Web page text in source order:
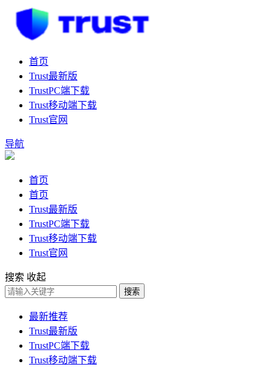
首页
Trust最新版
TrustPC端下载
Trust移动端下载
Trust官网
导航
首页
首页
Trust最新版
TrustPC端下载
Trust移动端下载
Trust官网
搜索 收起
搜索
最新推荐
Trust最新版
TrustPC端下载
Trust移动端下载